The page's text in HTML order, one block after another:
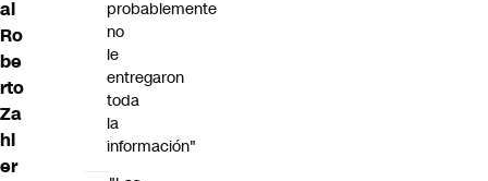
al
Ro
be
rto
Za
hl
er
probablemente
no
le
entregaron
toda
la
información"